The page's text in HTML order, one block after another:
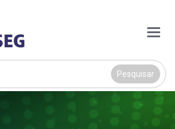
Main
Menu